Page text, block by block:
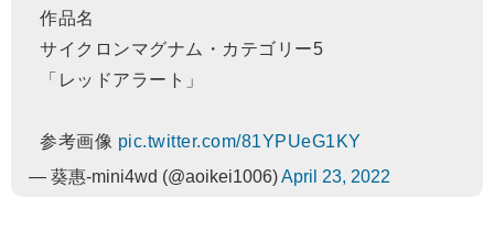
作品名
サイクロンマグナム・カテゴリー5
「レッドアラート」
参考画像 pic.twitter.com/81YPUeG1KY
— 葵惠-mini4wd (@aoikei1006)April 23, 2022